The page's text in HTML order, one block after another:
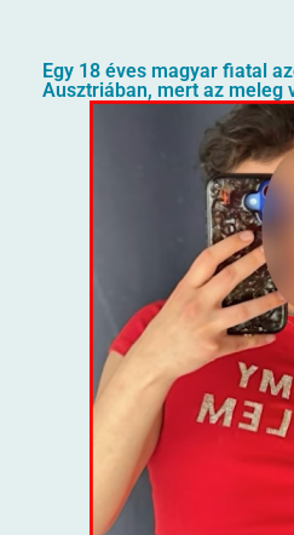
Egy 18 éves magyar fiatal
Ausztriában, mert az meleg